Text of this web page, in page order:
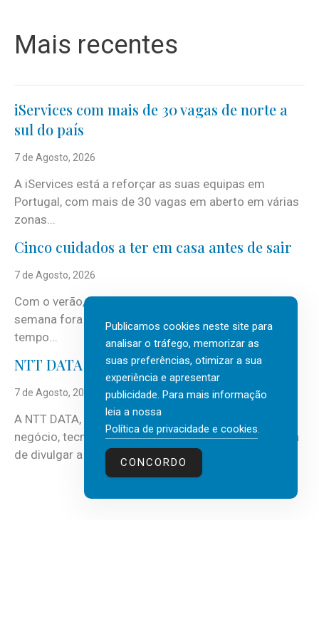
Mais recentes
iServices com mais de 30 vagas de norte a
sul do país
7 de Agosto, 2026
A iServices está a reforçar as suas equipas em
Portugal, com mais de 30 vagas em aberto em várias
zonas...
Cinco cuidados a ter em casa antes de sair
7 de Agosto, 2026
Com o verão, chegam também as férias, os fins-de-
semana fora e os dias em que a casa fica mais
tempo...
NTT DATA Insurtech Global Outlook 2026
7 de Agosto, 2026
A NTT DATA, consultora global em serviços de
negócio, tecnologia e inteligência artificial (IA), acaba
de divulgar a mais recente...
Publicamos cookies neste site para
analisar o tráfego, memorizar as
suas preferências, otimizar a sua
experiência e apresentar
publicidade. Para mais informação
leia a nossa
Política de privacidade e cookies.
CONCORDO